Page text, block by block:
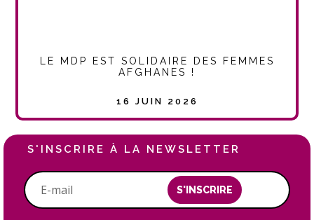
LE MDP EST SOLIDAIRE DES FEMMES
AFGHANES !
16 JUIN 2026
S'INSCRIRE À LA NEWSLETTER
S'INSCRIRE